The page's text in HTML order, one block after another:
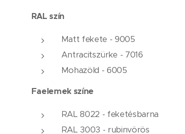
RAL szín
Matt fekete - 9005
Antracitszürke - 7016
Mohazöld - 6005
Faelemek színe
RAL 8022 - feketésbarna
RAL 3003 - rubinvörös